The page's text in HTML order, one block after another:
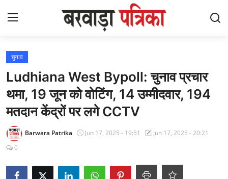
देश
आध्यात्मिक
चुनाव
Ludhiana West Bypoll: चुनाव प्रचार
थमा, 19 जून को वोटिंग, 14 उम्मीदवार, 194
मतदान केंद्रों पर लगे CCTV
Barwara Patrika Jun 17, 2025 - 19:51
Jun 17, 2025 - 20:21
0